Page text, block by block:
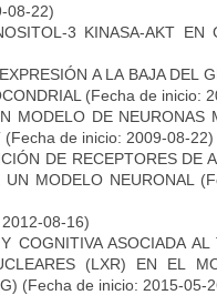
08-22)
3 KINASA-AKT EN
A LA BAJA DEL
(Fecha de inicio:
MODELO DE NEURONAS
(Fecha de inicio: 2009-08-22)
DE RECEPTORES DE
MODELO NEURONAL
08-16)
COGNITIVA ASOCIADA
(LXR) EN EL
(Fecha de inicio: 2015-05-